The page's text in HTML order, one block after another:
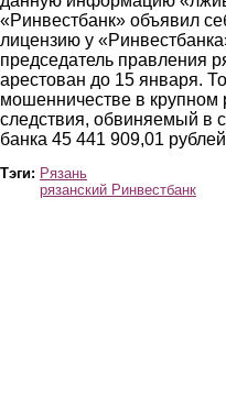
«Ринвестбанк» объявил
лицензию у
председатель правления
арестован до 15 января.
мошенничестве в крупном
следствия, обвиняемый в
банка 45 441 909,01
Тэги: Рязань
рязанский Ринвестбанк